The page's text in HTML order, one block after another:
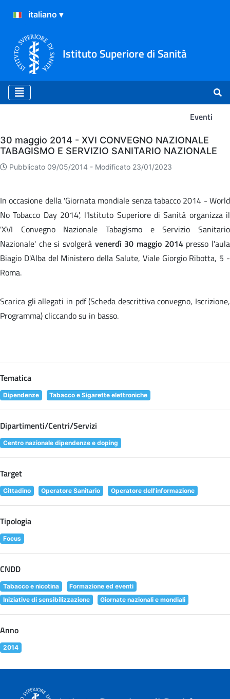
Istituto Superiore di Sanità
Eventi
Eventi
30 maggio 2014 - XVI CONVEGNO NAZIONALE
TABAGISMO E SERVIZIO SANITARIO NAZIONALE
Pubblicato 09/05/2014 - Modificato 23/01/2023
In occasione della 'Giornata mondiale senza tabacco 2014 - World
No Tobacco Day 2014', l'Istituto Superiore di Sanità organizza il
'XVI Convegno Nazionale Tabagismo e Servizio Sanitario
Nazionale' che si svolgerà venerdì 30 maggio 2014presso l'aula
Biagio D'Alba del Ministero della Salute, Viale Giorgio Ribotta, 5 -
Roma.
Scarica gli allegati in pdf (Scheda descrittiva convegno, Iscrizione,
Programma) cliccando su in basso.
Tematica
Dipendenze Tabacco e Sigarette elettroniche
Dipartimenti/Centri/Servizi
Centro nazionale dipendenze e doping
Target
Cittadino Operatore Sanitario Operatore dell'informazione
Tipologia
Focus
CNDD
Tabacco e nicotina
Formazione ed eventi
Iniziative di sensibilizzazione
Giornate nazionali e mondiali
Anno
2014